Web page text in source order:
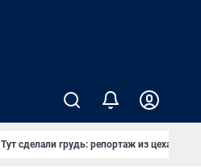
Тут сделали грудь: репортаж из цеха